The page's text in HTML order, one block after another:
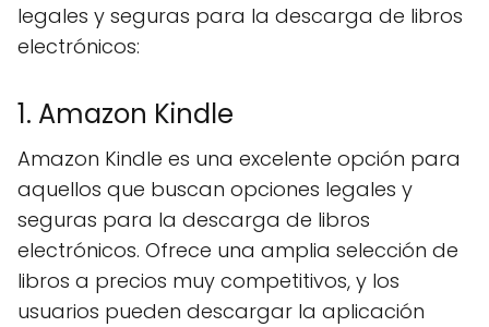
legales y seguras para la descarga de libros
electrónicos:
1. Amazon Kindle
Amazon Kindle es una excelente opción para
aquellos que buscan opciones legales y
seguras para la descarga de libros
electrónicos. Ofrece una amplia selección de
libros a precios muy competitivos, y los
usuarios pueden descargar la aplicación